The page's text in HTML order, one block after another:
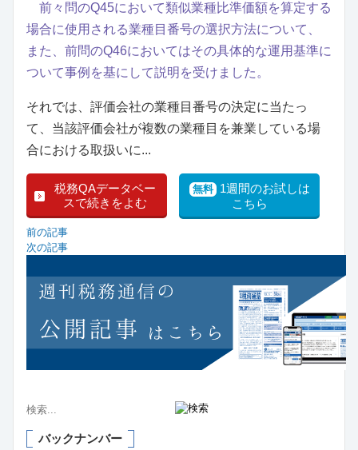
前々問のQ45において類似業種比準価額を算定する
場合に使用される業種目番号の選択方法について、
また、前問のQ46においてはその具体的な運用基準に
ついて事例を基にして説明を受けました。
それでは、評価会社の業種目番号の決定に当たっ
て、当該評価会社が複数の業種目を兼業している場
合における取扱いに...
税務QAデータベー
スで続きをよむ
無料 1週間のお試しは
こちら
前の記事
次の記事
バックナンバー